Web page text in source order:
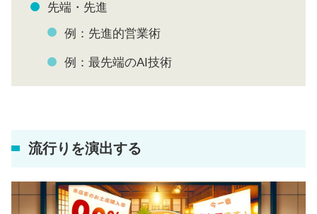
先端・先進
例：先進的営業術
例：最先端のAI技術
流行りを演出する